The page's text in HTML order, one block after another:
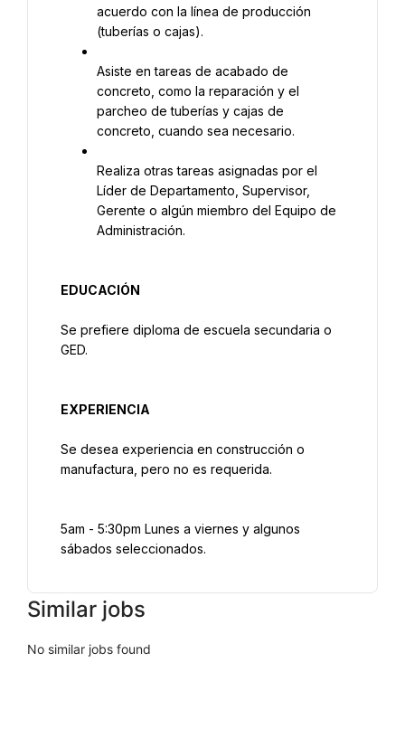
acuerdo con la línea de producción
(tuberías o cajas).
Asiste en tareas de acabado de
concreto, como la reparación y el
parcheo de tuberías y cajas de
concreto, cuando sea necesario.
Realiza otras tareas asignadas por el
Líder de Departamento, Supervisor,
Gerente o algún miembro del Equipo de
Administración.
EDUCACIÓN
Se prefiere diploma de escuela secundaria o
GED.
EXPERIENCIA
Se desea experiencia en construcción o
manufactura, pero no es requerida.
5am - 5:30pm Lunes a viernes y algunos
sábados seleccionados.
Similar jobs
No similar jobs found